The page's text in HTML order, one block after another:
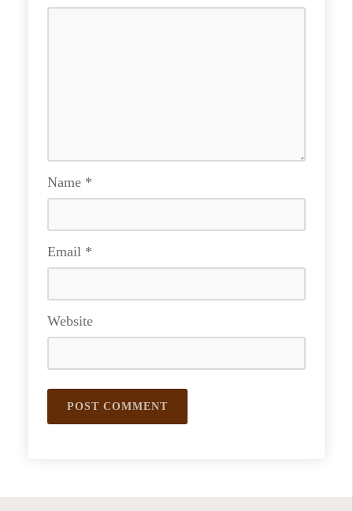
Name *
Email *
Website